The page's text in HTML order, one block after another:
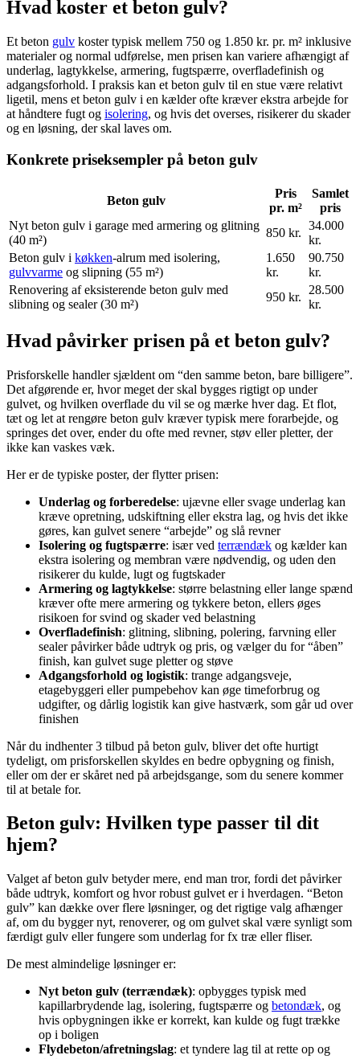
Hvad koster et beton gulv?
Et beton gulv koster typisk mellem 750 og 1.850 kr. pr. m² inklusive
materialer og normal udførelse, men prisen kan variere afhængigt af
underlag, lagtykkelse, armering, fugtspærre, overfladefinish og
adgangsforhold. I praksis kan et beton gulv til en stue være relativt
ligetil, mens et beton gulv i en kælder ofte kræver ekstra arbejde for
at håndtere fugt og isolering, og hvis det overses, risikerer du skader
og en løsning, der skal laves om.
Konkrete priseksempler på beton gulv
Beton gulv
Pris
pr. m²
Samlet
pris
Nyt beton gulv i garage med armering og glitning
(40 m²)
850 kr.
34.000
kr.
Beton gulv i køkken-alrum med isolering,
gulvvarme og slipning (55 m²)
1.650
kr.
90.750
kr.
Renovering af eksisterende beton gulv med
slibning og sealer (30 m²)
950 kr.
28.500
kr.
Hvad påvirker prisen på et beton gulv?
Prisforskelle handler sjældent om “den samme beton, bare billigere”.
Det afgørende er, hvor meget der skal bygges rigtigt op under
gulvet, og hvilken overflade du vil se og mærke hver dag. Et flot,
tæt og let at rengøre beton gulv kræver typisk mere forarbejde, og
springes det over, ender du ofte med revner, støv eller pletter, der
ikke kan vaskes væk.
Her er de typiske poster, der flytter prisen:
Underlag og forberedelse: ujævne eller svage underlag kan
kræve opretning, udskiftning eller ekstra lag, og hvis det ikke
gøres, kan gulvet senere “arbejde” og slå revner
Isolering og fugtspærre: især ved terrændæk og kælder kan
ekstra isolering og membran være nødvendig, og uden den
risikerer du kulde, lugt og fugtskader
Armering og lagtykkelse: større belastning eller lange spænd
kræver ofte mere armering og tykkere beton, ellers øges
risikoen for svind og skader ved belastning
Overfladefinish: glitning, slibning, polering, farvning eller
sealer påvirker både udtryk og pris, og vælger du for “åben”
finish, kan gulvet suge pletter og støve
Adgangsforhold og logistik: trange adgangsveje,
etagebyggeri eller pumpebehov kan øge timeforbrug og
udgifter, og dårlig logistik kan give hastværk, som går ud over
finishen
Når du indhenter 3 tilbud på beton gulv, bliver det ofte hurtigt
tydeligt, om prisforskellen skyldes en bedre opbygning og finish,
eller om der er skåret ned på arbejdsgange, som du senere kommer
til at betale for.
Beton gulv: Hvilken type passer til dit
hjem?
Valget af beton gulv betyder mere, end man tror, fordi det påvirker
både udtryk, komfort og hvor robust gulvet er i hverdagen. “Beton
gulv” kan dække over flere løsninger, og det rigtige valg afhænger
af, om du bygger nyt, renoverer, og om gulvet skal være synligt som
færdigt gulv eller fungere som underlag for fx træ eller fliser.
De mest almindelige løsninger er:
Nyt beton gulv (terrændæk): opbygges typisk med
kapillarbrydende lag, isolering, fugtspærre og betondæk, og
hvis opbygningen ikke er korrekt, kan kulde og fugt trække
op i boligen
Flydebeton/afretningslag: et tyndere lag til at rette op og